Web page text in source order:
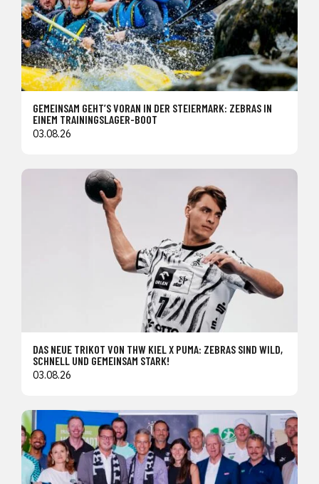
GEMEINSAM GEHT’S VORAN IN DER STEIERMARK: ZEBRAS IN
EINEM TRAININGSLAGER-BOOT
03.08.26
DAS NEUE TRIKOT VON THW KIEL X PUMA: ZEBRAS SIND WILD,
SCHNELL UND GEMEINSAM STARK!
03.08.26